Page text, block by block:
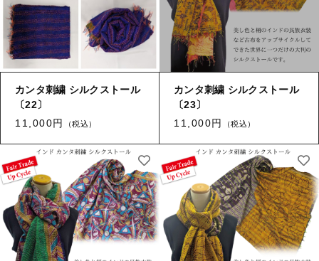
カンタ刺繍 シルクストール
〔22〕
11,000円
（税込）
カンタ刺繍 シルクストール
〔23〕
11,000円
（税込）